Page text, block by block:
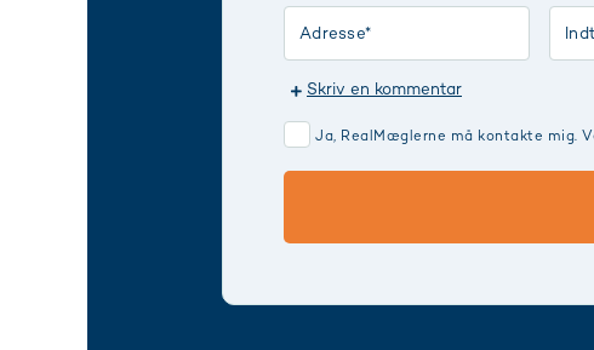
Skriv en kommentar
Ja, RealMæglerne må kontakte mig.